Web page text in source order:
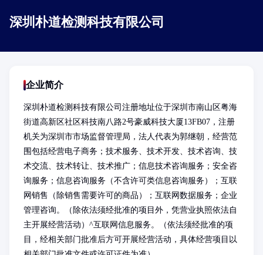
深圳朴道检测科技有限公司
企业简介
深圳朴道检测科技有限公司注册地址位于深圳市南山区粤海
街道高新区社区科技南八路2号豪威科技大厦13FB07，注册
机关为深圳市市场监督管理局，法人代表为郭继朝，经营范
围包括经营电子商务；技术服务、技术开发、技术咨询、技
术交流、技术转让、技术推广；信息技术咨询服务；安全咨
询服务；信息咨询服务（不含许可类信息咨询服务）；互联
网销售（除销售需要许可的商品）；互联网数据服务；企业
管理咨询。（除依法须经批准的项目外，凭营业执照依法自
主开展经营活动）^互联网信息服务。（依法须经批准的项
目，经相关部门批准后方可开展经营活动，具体经营项目以